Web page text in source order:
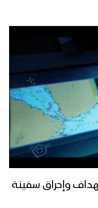
وإحراق سفينة